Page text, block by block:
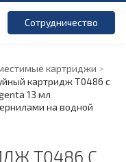
Сотрудничество
картриджи
картридж T0486 с
13 мл
на водной
T0486 С